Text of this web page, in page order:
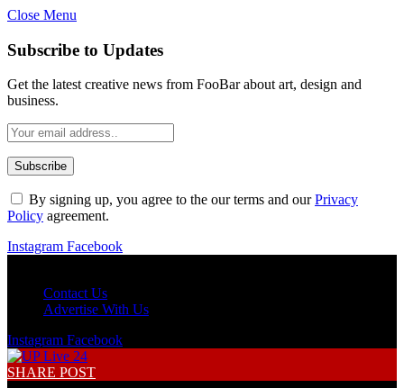
Close Menu
Subscribe to Updates
Get the latest creative news from FooBar about art, design and
business.
By signing up, you agree to the our terms and ourPrivacy
Policy agreement.
Instagram Facebook
Contact Us
Advertise With Us
Instagram Facebook
SHARE POST